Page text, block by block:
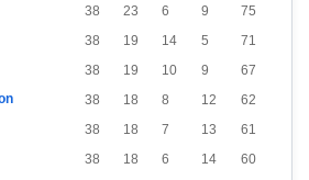
38 23 6 9
75
38 19 14 5
71
38 19 10 9
67
38 18 8 12
62
38 18 7 13
61
38 18 6 14
60